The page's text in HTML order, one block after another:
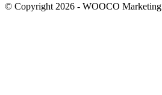
© Copyright 2026 - WOOCO Marketing